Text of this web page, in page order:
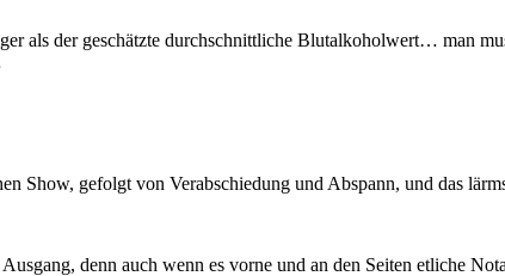
als der geschätzte durchschnittliche Blutalkoholwert… man
Show, gefolgt von Verabschiedung und Abspann, und das
denn auch wenn es vorne und an den Seiten etliche